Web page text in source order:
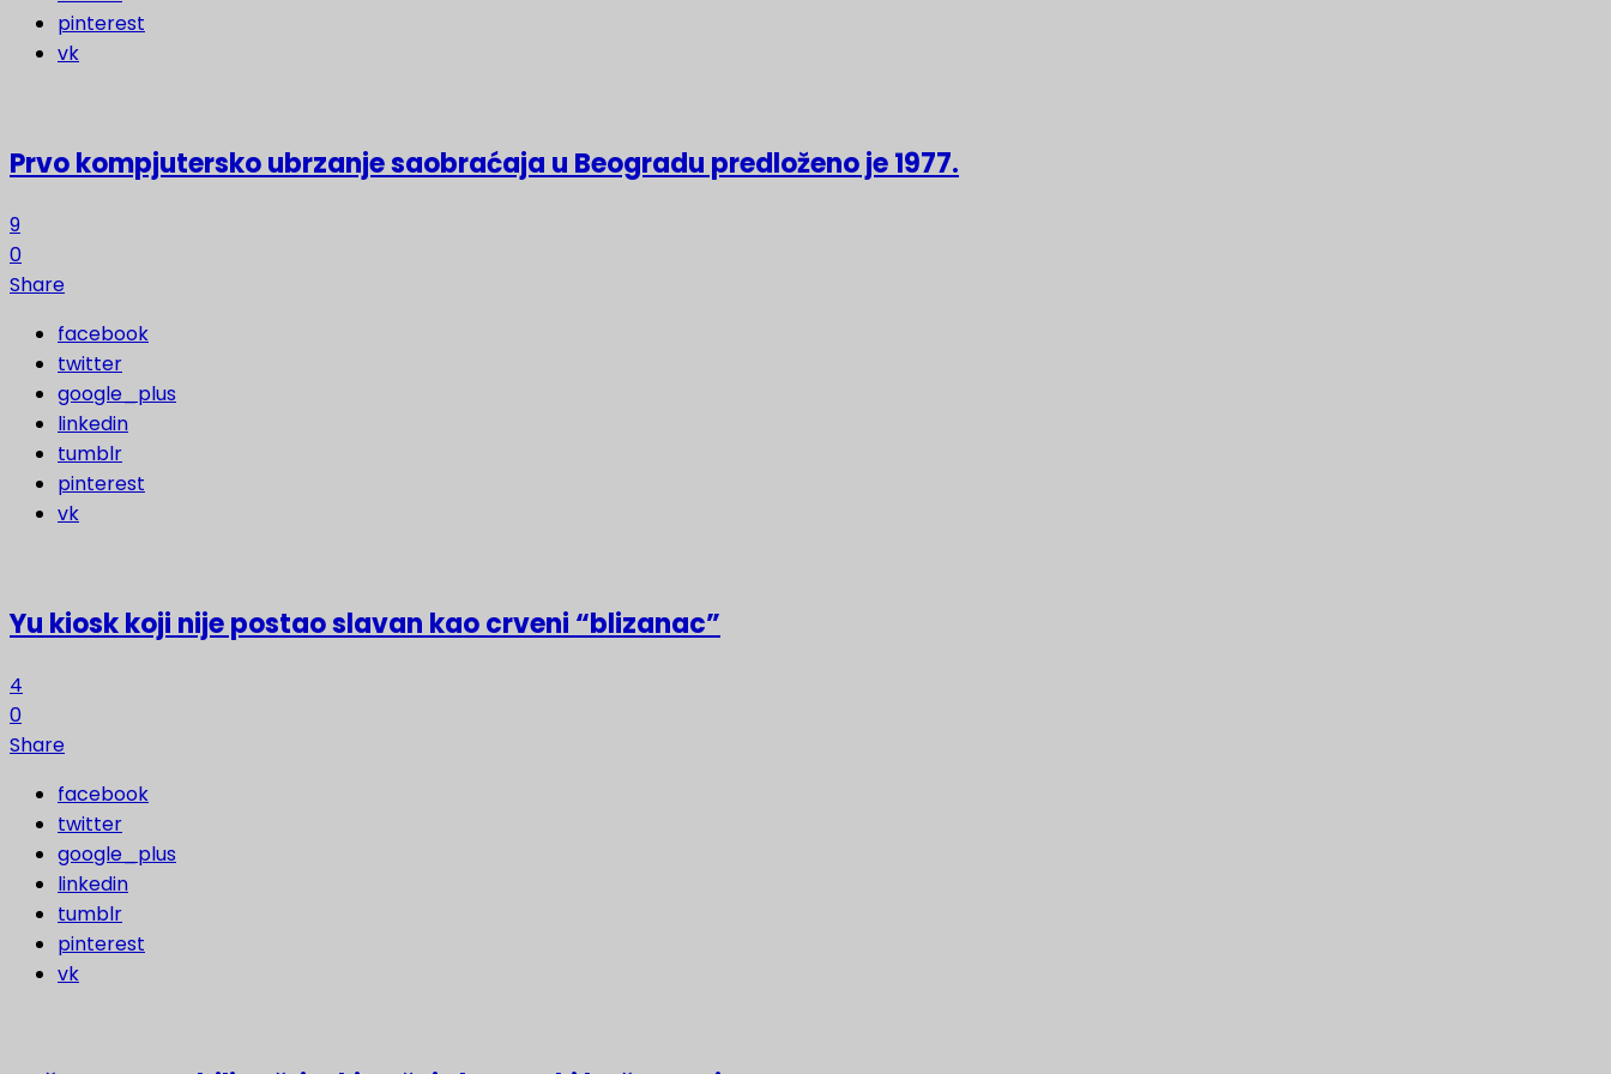
pinterest
vk
Prvo kompjutersko ubrzanje saobraćaja u Beogradu predloženo je 1977.
9
0
Share
facebook
twitter
google_plus
linkedin
tumblr
pinterest
vk
Yu kiosk koji nije postao slavan kao crveni “blizanac”
4
0
Share
facebook
twitter
google_plus
linkedin
tumblr
pinterest
vk